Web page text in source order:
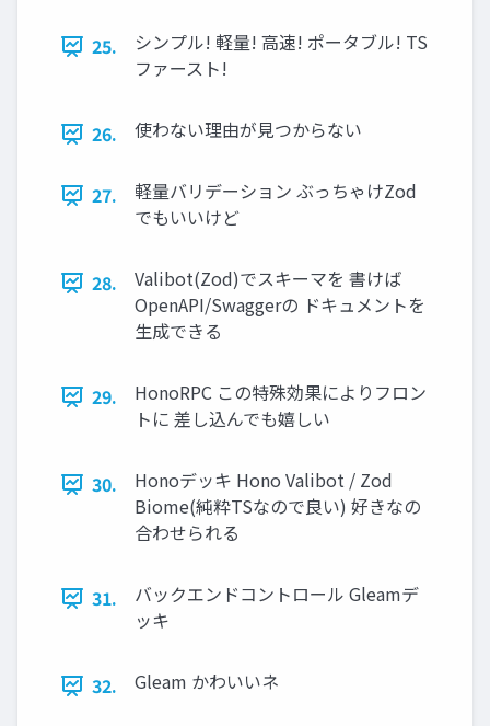
25.
シンプル! 軽量! 高速! ポータブル! TS
ファースト!
26. 使わない理由が見つからない
27.
軽量バリデーション ぶっちゃけZod
でもいいけど
28.
Valibot(Zod)でスキーマを 書けば
OpenAPI/Swaggerの ドキュメントを
生成できる
29.
HonoRPC この特殊効果によりフロン
トに 差し込んでも嬉しい
30.
Honoデッキ Hono Valibot / Zod
Biome(純粋TSなので良い) 好きなの
合わせられる
31.
バックエンドコントロール Gleamデ
ッキ
32. Gleam かわいいネ